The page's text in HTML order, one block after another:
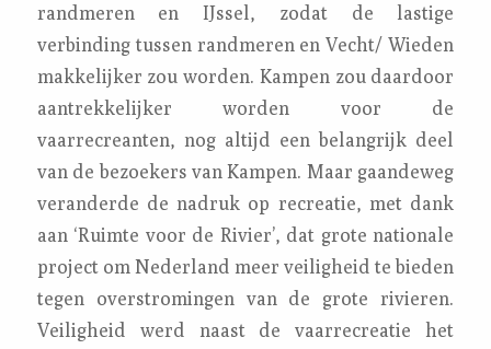
randmeren en IJssel, zodat de lastige
verbinding tussen randmeren en Vecht/ Wieden
makkelijker zou worden. Kampen zou daardoor
aantrekkelijker worden voor de
vaarrecreanten, nog altijd een belangrijk deel
van de bezoekers van Kampen. Maar gaandeweg
veranderde de nadruk op recreatie, met dank
aan ‘Ruimte voor de Rivier’, dat grote nationale
project om Nederland meer veiligheid te bieden
tegen overstromingen van de grote rivieren.
Veiligheid werd naast de vaarrecreatie het